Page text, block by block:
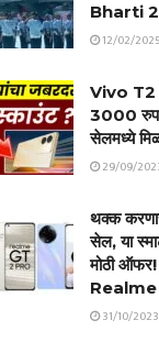
Bharti
12/02/2025
Vivo T2
3000
सेलमध्ये
29/09/
थक्क
सेल, या
मोठी
Realme
31/10/2023